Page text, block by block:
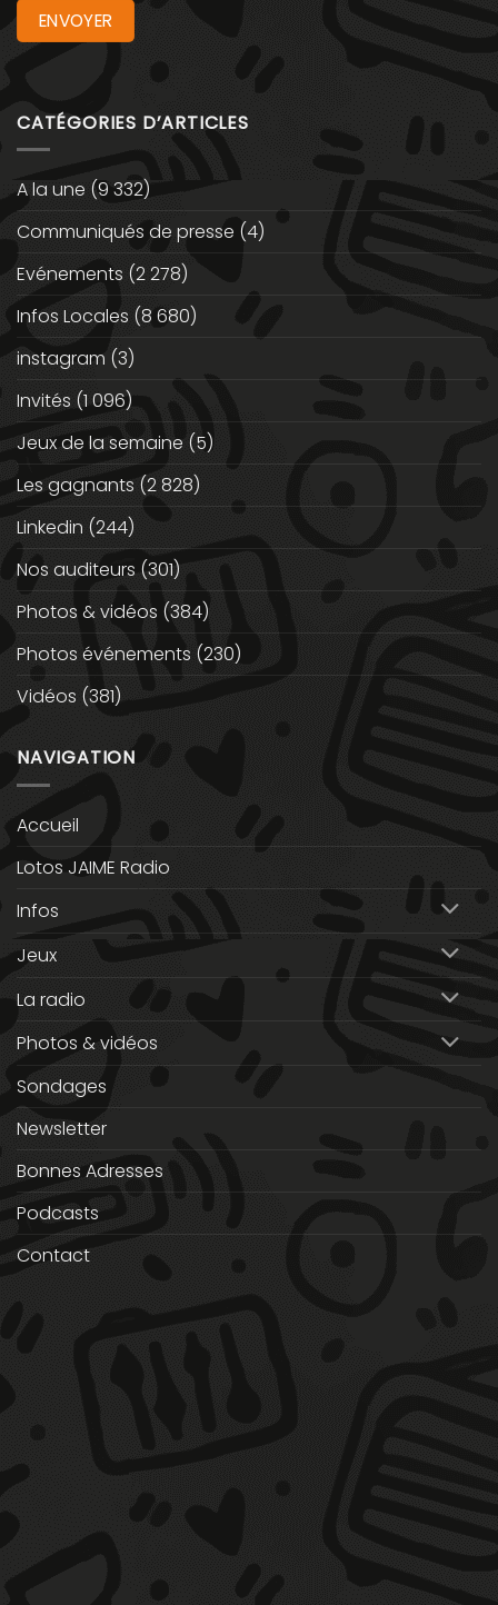
CATÉGORIES D’ARTICLES
A la une (9 332)
Communiqués de presse (4)
Evénements (2 278)
Infos Locales (8 680)
instagram (3)
Invités (1 096)
Jeux de la semaine (5)
Les gagnants (2 828)
Linkedin (244)
Nos auditeurs (301)
Photos & vidéos (384)
Photos événements (230)
Vidéos (381)
NAVIGATION
Accueil
Lotos JAIME Radio
Infos
Jeux
La radio
Photos & vidéos
Sondages
Newsletter
Bonnes Adresses
Podcasts
Contact